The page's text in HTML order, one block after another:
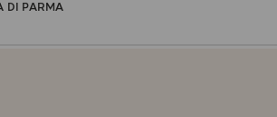
DI PARMA